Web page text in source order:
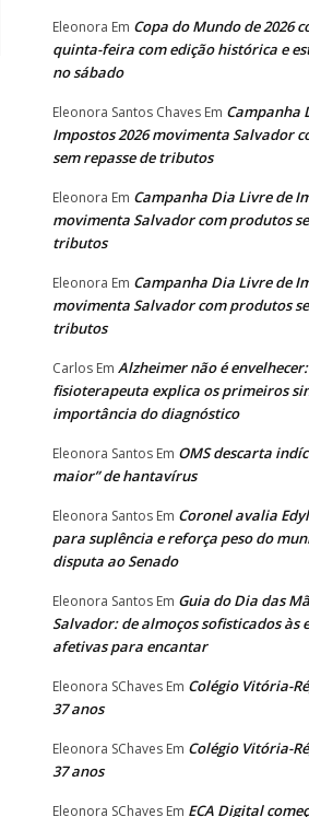
Eleonora Em Copa do Mundo de 2026
quinta-feira com edição histórica e
no sábado
Eleonora Santos Chaves Em Campanha
Impostos 2026 movimenta Salvador
sem repasse de tributos
Eleonora Em Campanha Dia Livre de
movimenta Salvador com produtos
tributos
Eleonora Em Campanha Dia Livre de
movimenta Salvador com produtos
tributos
Carlos Em Alzheimer não é envelhecer:
fisioterapeuta explica os primeiros
importância do diagnóstico
Eleonora Santos Em OMS descarta
maior” de hantavírus
Eleonora Santos Em Coronel avalia
para suplência e reforça peso do
disputa ao Senado
Eleonora Santos Em Guia do Dia das
Salvador: de almoços sofisticados às
afetivas para encantar
Eleonora SChaves Em Colégio Vitória-
37 anos
Eleonora SChaves Em Colégio Vitória-
37 anos
Eleonora SChaves Em ECA Digital